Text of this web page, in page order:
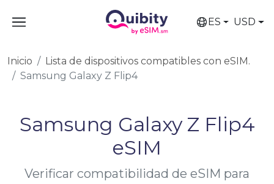
ES USD
Inicio
Lista de dispositivos compatibles con eSIM.
Samsung Galaxy Z Flip4
Samsung Galaxy Z Flip4
eSIM
Verificar compatibilidad de eSIM para